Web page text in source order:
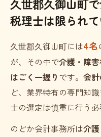
久世郡久御山町
税理士は限られ
久世郡久御山町には4名
が、その中で介護・障
はごく一握り です。 会
ど、業界特有の専門知
士の選定は慎重に行う必
のどか会計事務所は介